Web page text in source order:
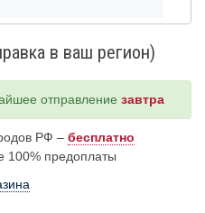
в ваш регион)
отправление завтра
РФ – бесплатно
100% предоплаты